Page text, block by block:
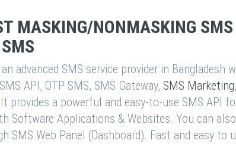
MASKING/NONMASKING
an advanced SMS service provider in
API, OTP SMS, SMS Gateway, SMS Marketing
provides a powerful and easy-to-use SMS API
Software Applications & Websites. You can
SMS Web Panel (Dashboard). Fast and easy to